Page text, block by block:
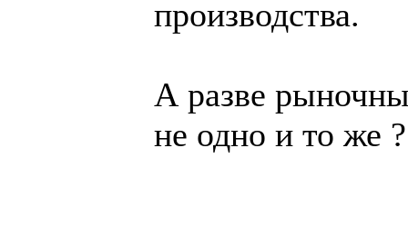
производства.
А разве
не одно и то же ?